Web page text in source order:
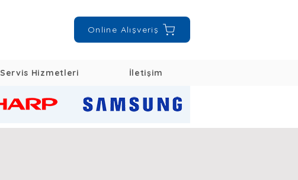
Online Alışveriş
Servis Hizmetleri İletişim